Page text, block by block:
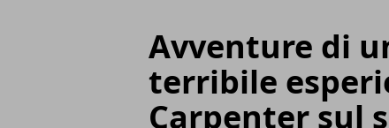
Avventure di
terribile
Carpenter sul